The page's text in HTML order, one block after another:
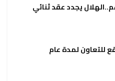
يجدد عقد ثنائي
للتعاون لمدة عام